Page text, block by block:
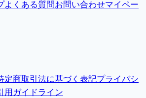
よくある質問お問い合わせマイペー
定商取引法に基づく表記プライバシ
用ガイドライン